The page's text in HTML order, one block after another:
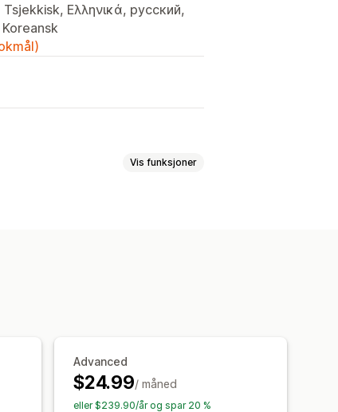
Ελληνικά, русский,
Vis funksjoner
«På lager»-visning
Advanced
$24.99/ måned
eller $239.90/år og spar 20 %